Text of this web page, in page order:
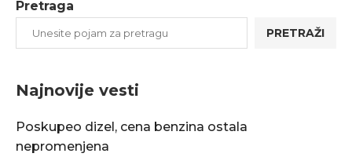
Pretraga
PRETRAŽI
Najnovije vesti
Poskupeo dizel, cena benzina ostala
nepromenjena